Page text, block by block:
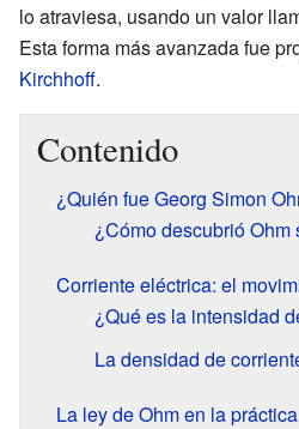
lo atraviesa, usando un valor
Esta forma más avanzada fue
Kirchhoff.
Contenido
¿Quién fue Georg Simon
¿Cómo descubrió Ohm
Corriente eléctrica: el
¿Qué es la intensidad
La densidad de
La ley de Ohm en la práctica